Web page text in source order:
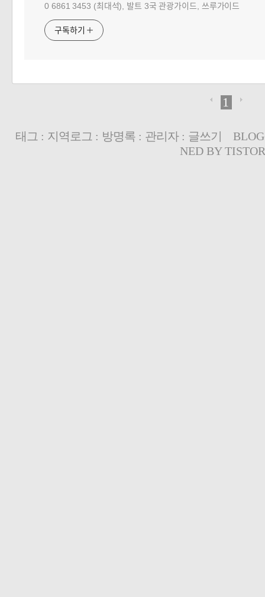
0 6861 3453 (최대석), 발트 3국 관광가이드, 쓰루가이드
구독하기
1
태그 : 지역로그 : 방명록: 관리자: 글쓰기
NED BY